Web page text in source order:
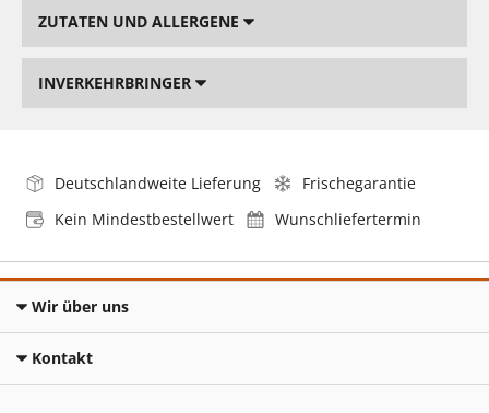
ZUTATEN UND ALLERGENE
INVERKEHRBRINGER
Deutschlandweite Lieferung
Frischegarantie
Kein Mindestbestellwert
Wunschliefertermin
Wir über uns
Kontakt